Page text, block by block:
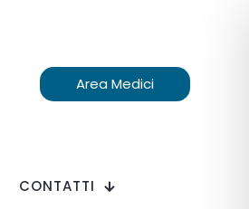
Area Medici
CONTATTI